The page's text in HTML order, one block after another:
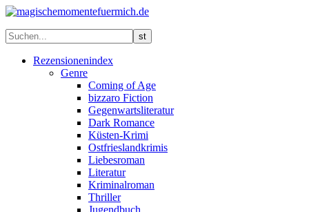
Rezensionenindex
Genre
Coming of Age
bizzaro Fiction
Gegenwartsliteratur
Dark Romance
Küsten-Krimi
Ostfrieslandkrimis
Liebesroman
Literatur
Kriminalroman
Thriller
Jugendbuch